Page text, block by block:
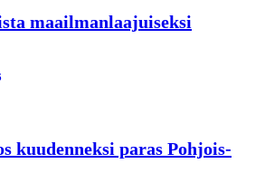
maailmanlaajuiseksi
kuudenneksi paras Pohjois-